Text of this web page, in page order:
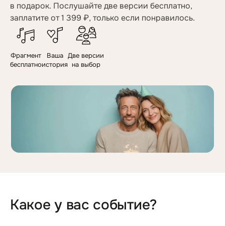
в подарок. Послушайте две версии бесплатно,
заплатите от 1 399 ₽, только если понравилось.
Фрагмент
бесплатно
Ваша
история
Две версии
на выбор
Какое у вас событие?